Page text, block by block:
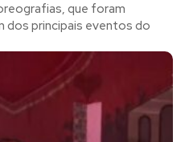
que foram
dos principais eventos do